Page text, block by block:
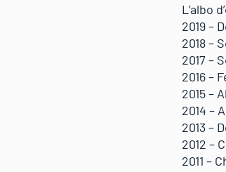
L’albo
2019 –
2018 –
2017 –
2016 –
2015 –
2014 –
2013 –
2012 –
2011 –